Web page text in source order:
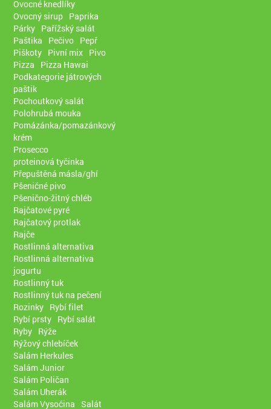
Ovocné knedlíky
Ovocný sirup Paprika
Párky Pařížský salát
Paštika
Pečivo Pepř
Piškoty Pivní mix Pivo
Pizza
Pizza Hawai
Podkategorie játrových
paštik
Pochoutkový salát
Polohrubá mouka
Pomázánka/pomazánkový
krém
Prosecco
proteinová tyčinka
Přepuštěná másla/ghí
Pšeničné pivo
Pšenično-žitný chléb
Rajčatové pyré
Rajčatový protlak
Rajče
Rostlinná alternativa
Rostlinná alternativa
jogurtu
Rostlinný tuk
Rostlinný tuk na pečení
Rozinky Rybí filet
Rybí prsty Rybí salát
Ryby Rýže
Rýžový chlebíček
Salám Herkules
Salám Junior
Salám Poličan
Salám Uherák
Salám Vysočina Salát